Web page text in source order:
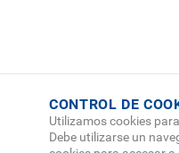
CONTROL DE
Utilizamos cookies
Debe utilizarse un